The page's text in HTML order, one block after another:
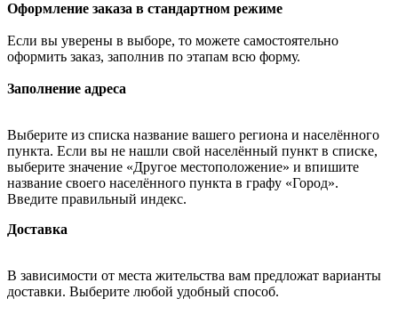
Оформление заказа в стандартном режиме
Если вы уверены в выборе, то можете самостоятельно
оформить заказ, заполнив по этапам всю форму.
Заполнение адреса
Выберите из списка название вашего региона и населённого
пункта. Если вы не нашли свой населённый пункт в списке,
выберите значение «Другое местоположение» и впишите
название своего населённого пункта в графу «Город».
Введите правильный индекс.
Доставка
В зависимости от места жительства вам предложат варианты
доставки. Выберите любой удобный способ.